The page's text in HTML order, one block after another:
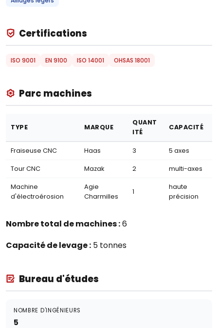
Certifications
ISO 9001 EN 9100 ISO 14001 OHSAS 18001
Parc machines
TYPE MARQUE
QUANT
ITÉ
CAPACITÉ
Fraiseuse CNC Haas 3 5 axes
Tour CNC Mazak 2 multi-axes
Machine
d'électroérosion
Agie
Charmilles
1
haute
précision
Nombre total de machines :6
Capacité de levage : 5 tonnes
Bureau d'études
NOMBRE D'INGÉNIEURS
5